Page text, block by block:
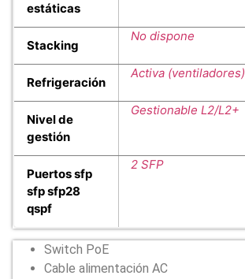
estáticas
Stacking
No dispone
Refrigeración
Activa (ventiladores)
Nivel de
gestión
Gestionable L2/L2+
Puertos sfp
sfp sfp28
qspf
2 SFP
Switch PoE
Cable alimentación AC